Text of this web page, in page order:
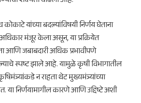
कोकाटे यांच्या बदल्यांविषयी निर्णय घेताना
मंजूर केला असून, या प्रक्रियेत
आणि जबाबदारी अधिक प्रभावीपणे
स्पष्ट झाले आहे. यामुळे कृषी विभागातील
न राहता थेट मुख्यमंत्र्यांच्या
निर्णयामागील कारणे आणि उद्दिष्टे अशी